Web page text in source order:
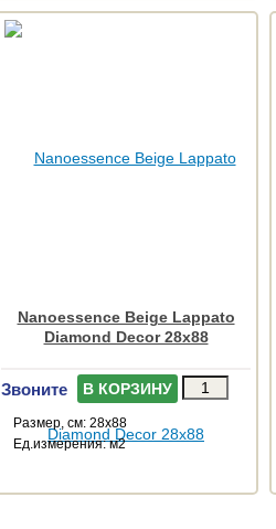
Nanoessence Beige Lappato
Diamond Decor 28x88
Звоните В КОРЗИНУ
Размер, см: 28x88
Ед.измерения: м2